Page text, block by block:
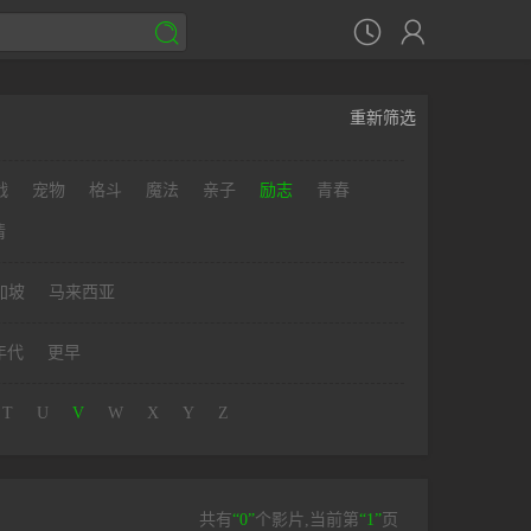
 

重新筛选
宠物 格斗 魔法 亲子 励志 青春
坡 马来西亚
代 更早
T U V W X Y Z
共有“0”个影片,当前第“1”页